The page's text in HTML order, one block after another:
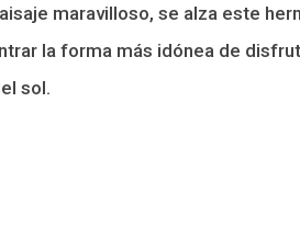
maravilloso, se alza este
la forma más idónea de
sol.